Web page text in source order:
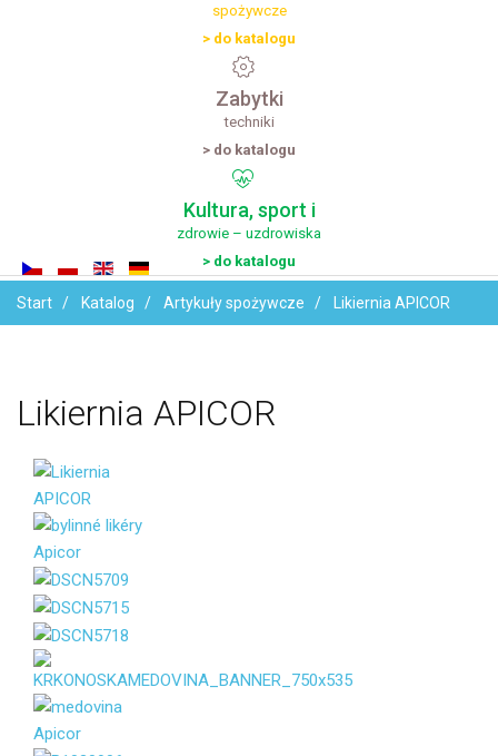
spożywcze
> do katalogu
Zabytki
techniki
> do katalogu
Kultura, sport i
zdrowie – uzdrowiska
> do katalogu
Start Katalog Artykuły spożywcze Likiernia APICOR
Likiernia APICOR